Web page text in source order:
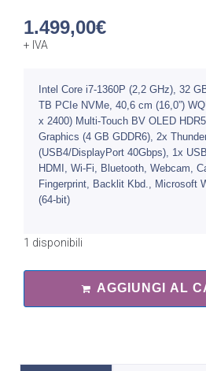
1.499,00€
+ IVA
Intel Core i7-1360P (2,2 GHz), 32
TB PCIe NVMe, 40,6 cm (16,0”)
x 2400) Multi-Touch BV OLED
Graphics (4 GB GDDR6), 2x
(USB4/DisplayPort 40Gbps), 1x
HDMI, Wi-Fi, Bluetooth, Webcam,
Fingerprint, Backlit Kbd., Microsoft
(64-bit)
1 disponibili
AGGIUNGI AL